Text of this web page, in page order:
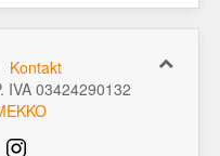
Kontakt
03424290132